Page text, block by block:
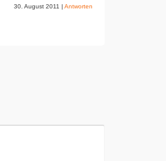
30. August 2011 | Antworten